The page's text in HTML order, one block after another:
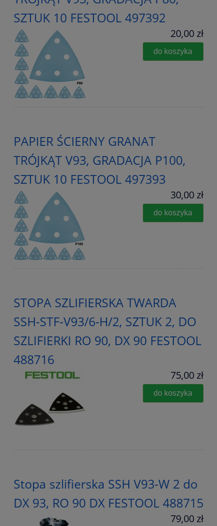
SZTUK 10 FESTOOL 497392
20,00 zł
do koszyka
PAPIER ŚCIERNY GRANAT
TRÓJKĄT V93, GRADACJA P100,
SZTUK 10 FESTOOL 497393
30,00 zł
do koszyka
STOPA SZLIFIERSKA TWARDA
SSH-STF-V93/6-H/2, SZTUK 2, DO
SZLIFIERKI RO 90, DX 90 FESTOOL
488716
75,00 zł
do koszyka
Stopa szlifierska SSH V93-W 2 do
DX 93, RO 90 DX FESTOOL 488715
79,00 zł